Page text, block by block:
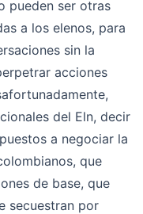
ser otras
a los elenos, para
sin la
acciones
del Eln, decir
a negociar la
que
de base, que
secuestran por